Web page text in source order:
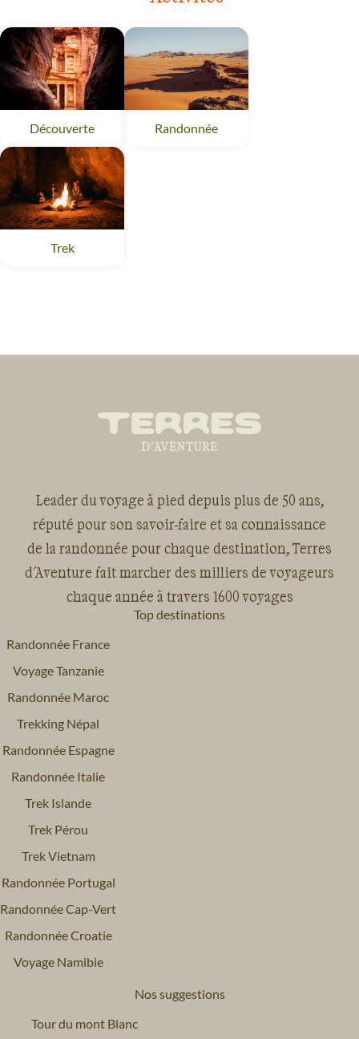
Découverte Randonnée
Trek
Leader du voyage à pied depuis plus de 50 ans,
réputé pour son savoir-faire et sa connaissance
de la randonnée pour chaque destination, Terres
d'Aventure fait marcher des milliers de voyageurs
chaque année à travers 1600 voyages
Top destinations
Randonnée France
Voyage Tanzanie
Randonnée Maroc
Trekking Népal
Randonnée Espagne
Randonnée Italie
Trek Islande
Trek Pérou
Trek Vietnam
Randonnée Portugal
Randonnée Cap-Vert
Randonnée Croatie
Voyage Namibie
Nos suggestions
Tour du mont Blanc